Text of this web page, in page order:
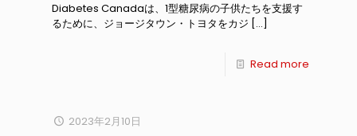
Diabetes Canadaは、1型糖尿病の子供たちを支援す
るために、ジョージタウン・トヨタをカジ […]
Read more
2023年2月10日